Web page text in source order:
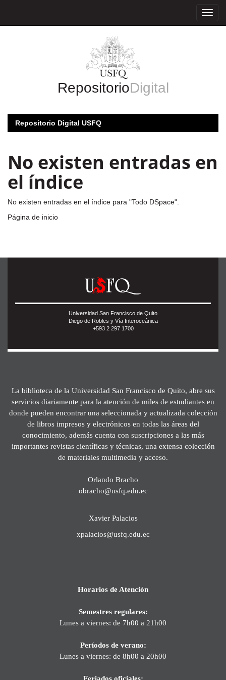
RepositorioDigital
Repositorio Digital USFQ
No existen entradas en
el índice
No existen entradas en el índice para "Todo DSpace".
Página de inicio
Universidad San Francisco de Quito
Diego de Robles y Vía Interoceánica
+593 2 297 1700
La biblioteca de la Universidad San Francisco de Quito, abre sus
servicios diariamente para la atención de miles de estudiantes en
donde pueden encontrar una seleccionada y actualizada colección
de libros impresos y electrónicos en todas las áreas del
conocimiento, además cuenta con suscripciones a las más
importantes revistas científicas y técnicas, una extensa colección
de materiales multimedia y acceso.
Orlando Bracho
obracho@usfq.edu.ec
Xavier Palacios
xpalacios@usfq.edu.ec
Horarios de Atención
Semestres regulares:
Lunes a viernes: de 7h00 a 21h00
Períodos de verano:
Lunes a viernes: de 8h00 a 20h00
Feriados oficiales: